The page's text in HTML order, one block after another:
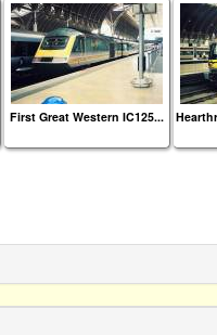
First Great Western IC125...